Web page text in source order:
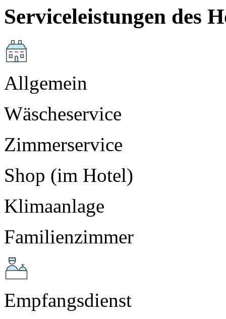
Serviceleistungen des
Allgemein
Wäscheservice
Zimmerservice
Shop (im Hotel)
Klimaanlage
Familienzimmer
Empfangsdienst